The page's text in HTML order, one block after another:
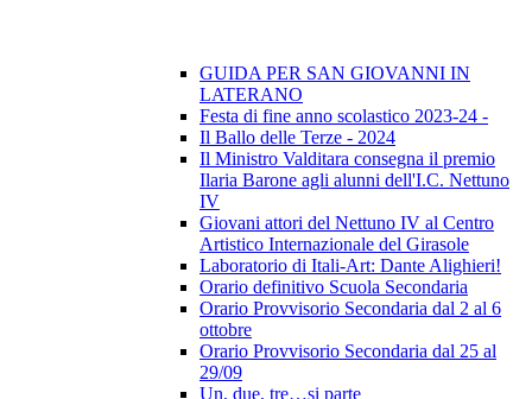
GUIDA PER SAN GIOVANNI IN
LATERANO
Festa di fine anno scolastico 2023-24 -
Il Ballo delle Terze - 2024
Il Ministro Valditara consegna il premio
Ilaria Barone agli alunni dell'I.C. Nettuno
IV
Giovani attori del Nettuno IV al Centro
Artistico Internazionale del Girasole
Laboratorio di Itali-Art: Dante Alighieri!
Orario definitivo Scuola Secondaria
Orario Provvisorio Secondaria dal 2 al 6
ottobre
Orario Provvisorio Secondaria dal 25 al
29/09
Un, due, tre…si parte